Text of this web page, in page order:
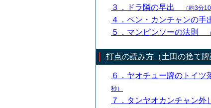
３．ドラ隣の早出 （約3分10
４．ペン・カンチャンの
５．マンピンソーの法則
打点の読み方（土田の捨て牌
６．ヤオチュー牌のトイ
秒）
７．タンヤオカンチャン